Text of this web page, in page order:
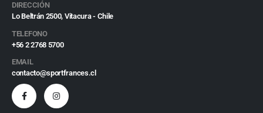
DIRECCIÓN
Lo Beltrán 2500, Vitacura - Chile
TELEFONO
+56 2 2768 5700
EMAIL
contacto@sportfrances.cl